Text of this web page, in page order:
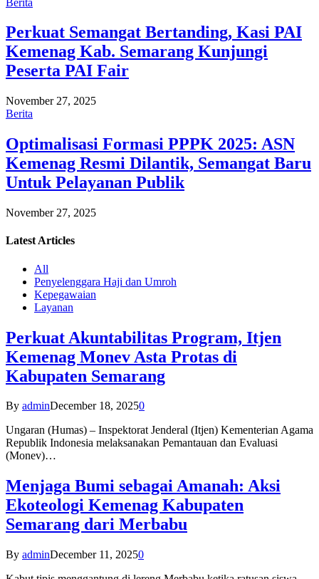
Perkuat Semangat Bertanding, Kasi PAI
Kemenag Kab. Semarang Kunjungi
Peserta PAI Fair
November 27, 2025
Berita
Optimalisasi Formasi PPPK 2025: ASN
Kemenag Resmi Dilantik, Semangat Baru
Untuk Pelayanan Publik
November 27, 2025
Latest Articles
All
Penyelenggara Haji dan Umroh
Kepegawaian
Layanan
Perkuat Akuntabilitas Program, Itjen
Kemenag Monev Asta Protas di
Kabupaten Semarang
By adminDecember 18, 20250
Ungaran (Humas) – Inspektorat Jenderal (Itjen) Kementerian Agama
Republik Indonesia melaksanakan Pemantauan dan Evaluasi
(Monev)…
Menjaga Bumi sebagai Amanah: Aksi
Ekoteologi Kemenag Kabupaten
Semarang dari Merbabu
By adminDecember 11, 20250